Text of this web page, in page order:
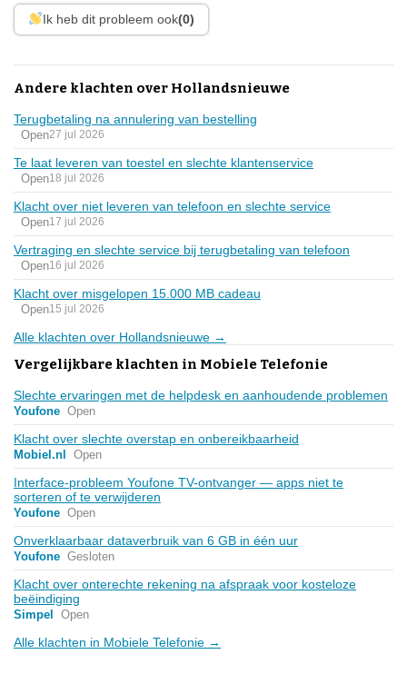
Ik heb dit probleem ook(0)
Andere klachten over Hollandsnieuwe
Terugbetaling na annulering van bestelling
Open27 jul 2026
Te laat leveren van toestel en slechte klantenservice
Open18 jul 2026
Klacht over niet leveren van telefoon en slechte service
Open17 jul 2026
Vertraging en slechte service bij terugbetaling van telefoon
Open16 jul 2026
Klacht over misgelopen 15.000 MB cadeau
Open15 jul 2026
Alle klachten over Hollandsnieuwe →
Vergelijkbare klachten in Mobiele Telefonie
Slechte ervaringen met de helpdesk en aanhoudende problemen
Youfone Open
Klacht over slechte overstap en onbereikbaarheid
Mobiel.nl Open
Interface-probleem Youfone TV-ontvanger — apps niet te
sorteren of te verwijderen
Youfone Open
Onverklaarbaar dataverbruik van 6 GB in één uur
Youfone Gesloten
Klacht over onterechte rekening na afspraak voor kosteloze
beëindiging
Simpel Open
Alle klachten in Mobiele Telefonie →